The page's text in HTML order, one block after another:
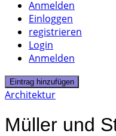
Anmelden
Einloggen
registrieren
Login
Anmelden
Eintrag hinzufügen
Architektur
Müller und